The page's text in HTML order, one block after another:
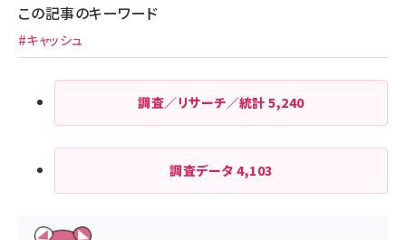
この記事のキーワード
#キャッシュ
調査／リサーチ／統計5,240
調査データ4,103